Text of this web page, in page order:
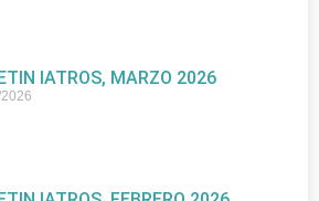
IATROS, MARZO 2026